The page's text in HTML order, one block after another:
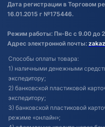
Дата регистрации в Торговом
16.01.2015 г №175446.
Режим работы: Пн-Вс с 9.00 до
Адрес электронной почты:
Способы оплаты товара:
1) наличными денежными
экспедитору;
2) банковской пластиковой
экспедитору;
3) банковской пластиковой
режиме «онлайн»;